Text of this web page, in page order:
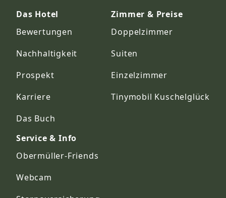
Das Hotel
Bewertungen
Nachhaltigkeit
Prospekt
Karriere
Das Buch
Zimmer & Preise
Doppelzimmer
Suiten
Einzelzimmer
Tinymobil Kuschelglück
Service & Info
Obermüller-Friends
Webcam